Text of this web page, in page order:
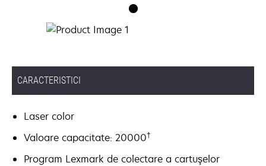
CARACTERISTICI
Laser color
Valoare capacitate: 20000†
Program Lexmark de colectare a cartuşelor